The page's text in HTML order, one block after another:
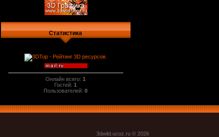
Статистика
Онлайн всего:1
Гостей:1
Пользователей:0